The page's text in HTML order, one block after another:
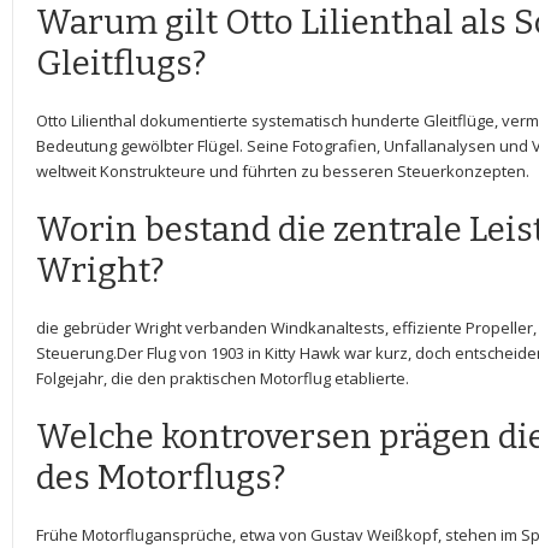
Warum ​gilt Otto Lilienthal‌ als
Gleitflugs?
Otto Lilienthal​ dokumentierte systematisch⁤ hunderte Gleitflüge,
Bedeutung ‌gewölbter​ Flügel.​ Seine Fotografien, Unfallanalysen
weltweit Konstrukteure⁢ und führten zu besseren Steuerkonzepten.
Worin bestand die zentrale
Wright?
die gebrüder ⁢Wright verbanden Windkanaltests, effiziente
Steuerung.Der Flug von 1903 ⁢in Kitty Hawk war ‍kurz, ⁢doch
Folgejahr, die den ​praktischen Motorflug​ etablierte.
Welche kontroversen⁤ prägen
des Motorflugs?
Frühe⁤ Motorflugansprüche, etwa von Gustav Weißkopf, stehen im